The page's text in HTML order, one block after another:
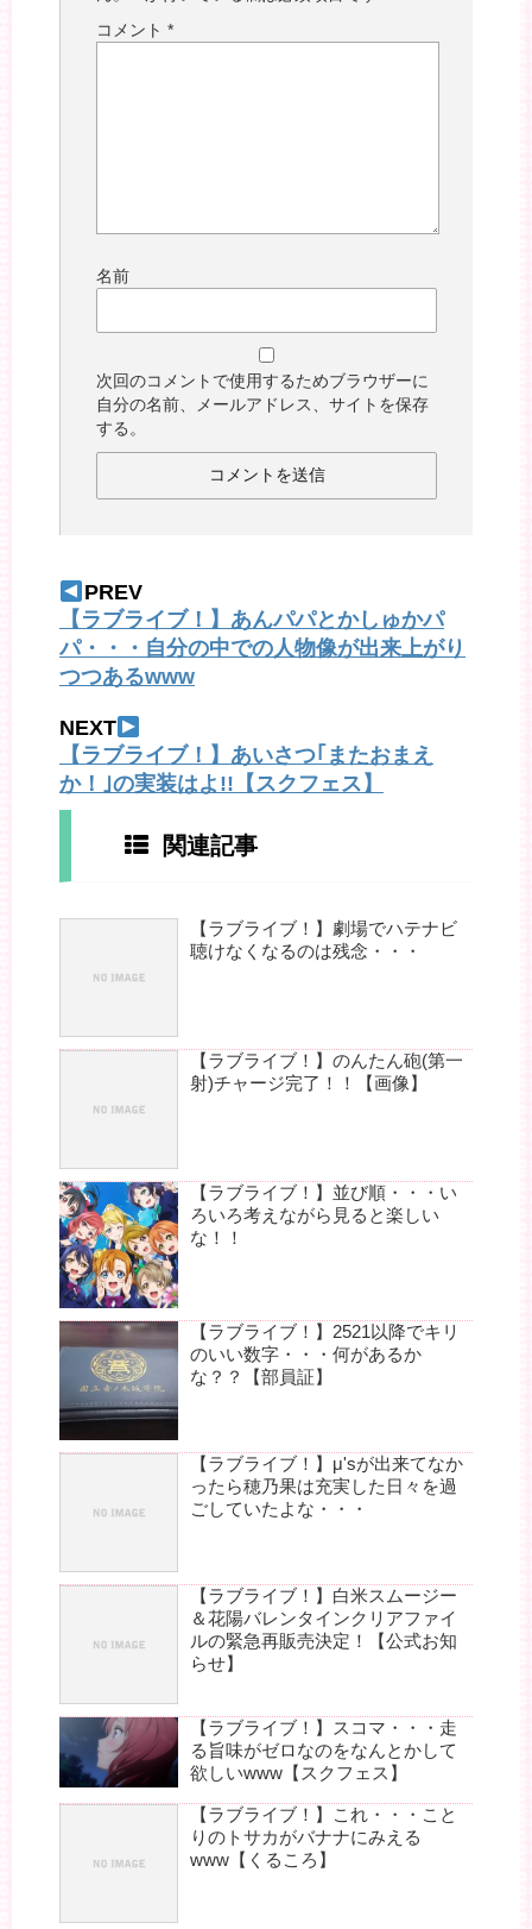
コメント *
名前
次回のコメントで使用するためブラウザーに
自分の名前、メールアドレス、サイトを保存
する。
PREV
【ラブライブ！】あんパパとかしゅかパ
パ・・・自分の中での人物像が出来上がり
つつあるwww
NEXT
【ラブライブ！】あいさつ｢またおまえ
か！｣の実装はよ!!【スクフェス】
関連記事
【ラブライブ！】劇場でハテナビ
聴けなくなるのは残念・・・
【ラブライブ！】のんたん砲(第一
射)チャージ完了！！【画像】
【ラブライブ！】並び順・・・い
ろいろ考えながら見ると楽しい
な！！
【ラブライブ！】2521以降でキリ
のいい数字・・・何があるか
な？？【部員証】
【ラブライブ！】μ'sが出来てなか
ったら穂乃果は充実した日々を過
ごしていたよな・・・
【ラブライブ！】白米スムージー
＆花陽バレンタインクリアファイ
ルの緊急再販売決定！【公式お知
らせ】
【ラブライブ！】スコマ・・・走
る旨味がゼロなのをなんとかして
欲しいwww【スクフェス】
【ラブライブ！】これ・・・こと
りのトサカがバナナにみえる
www【くるころ】